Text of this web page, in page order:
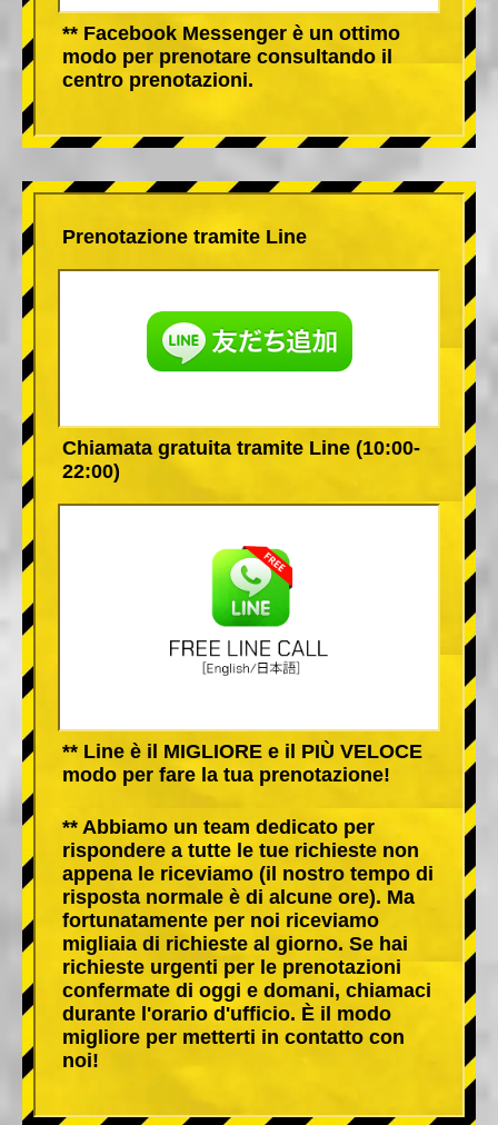
** Facebook Messenger è un ottimo
modo per prenotare consultando il
centro prenotazioni.
Prenotazione tramite Line
Chiamata gratuita tramite Line (10:00-
22:00)
** Line è il MIGLIORE e il PIÙ VELOCE
modo per fare la tua prenotazione!
** Abbiamo un team dedicato per
rispondere a tutte le tue richieste non
appena le riceviamo (il nostro tempo di
risposta normale è di alcune ore). Ma
fortunatamente per noi riceviamo
migliaia di richieste al giorno. Se hai
richieste urgenti per le prenotazioni
confermate di oggi e domani, chiamaci
durante l'orario d'ufficio. È il modo
migliore per metterti in contatto con
noi!